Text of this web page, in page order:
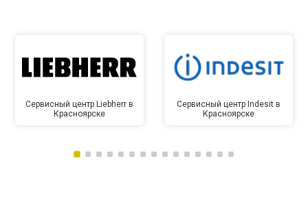
Сервисный центр Liebherr в
Красноярске
Сервисный центр Indesit в
Красноярске